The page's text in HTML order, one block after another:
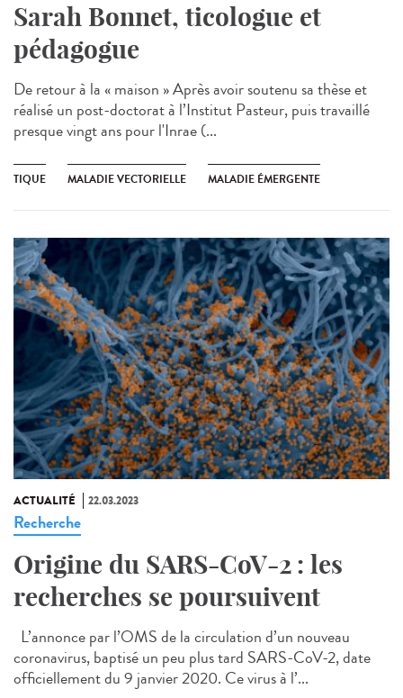
Sarah Bonnet, ticologue et
pédagogue
De retour à la « maison » Après avoir soutenu sa thèse et
réalisé un post-doctorat à l’Institut Pasteur, puis travaillé
presque vingt ans pour l'Inrae (...
TIQUE MALADIE VECTORIELLE MALADIE ÉMERGENTE
ACTUALITÉ 22.03.2023
Recherche
Origine du SARS-CoV-2 : les
recherches se poursuivent
L’annonce par l’OMS de la circulation d’un nouveau
coronavirus, baptisé un peu plus tard SARS-CoV-2, date
officiellement du 9 janvier 2020. Ce virus à l’...